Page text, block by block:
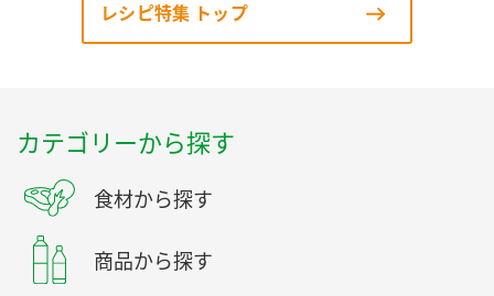
レシピ特集 トップ
カテゴリーから探す
食材から探す
商品から探す